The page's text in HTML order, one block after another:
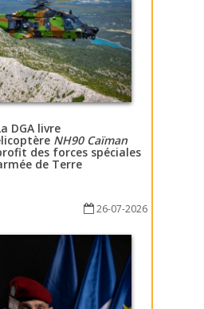
DGA livre
NH90 Caïman
des forces spéciales
de Terre
26-07-2026